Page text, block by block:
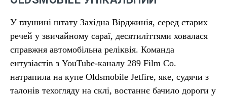
У глушині штату Західна Вірджинія, серед старих
речей у звичайному сараї, десятиліттями ховалася
справжня автомобільна реліквія. Команда
ентузіастів з YouTube-каналу 289 Film Co.
натрапила на купе Oldsmobile Jetfire, яке, судячи з
талонів техогляду на склі, востаннє бачило дороги у